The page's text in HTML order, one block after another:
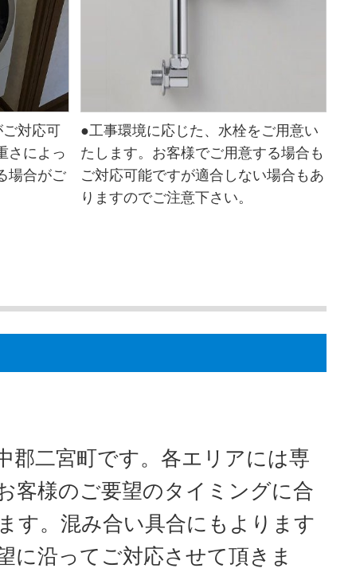
対応可
さによっ
場合がご
●工事環境に応じた、水栓をご用意い
たします。お客様でご用意する場合も
ご対応可能ですが適合しない場合もあ
りますのでご注意下さい。
郡二宮町です。各エリアには専
客様のご要望のタイミングに合
す。混み合い具合にもよります
に沿ってご対応させて頂きま